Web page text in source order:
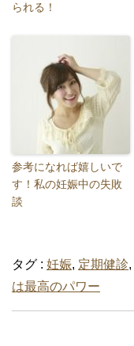
られる！
参考になれば嬉しいで
す！私の妊娠中の失敗
談
タグ : 妊娠, 定期健診,
は最高のパワー